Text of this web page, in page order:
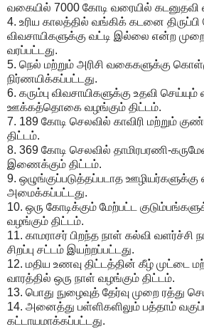
வகையில் 7000 கோடி வரையில் கடனுதவி
4. உரிய காலத்தில் வங்கிக் கடனை திருப்பி
விவசாயிகளுக்கு வட்டி இல்லை என்ற
வரப்பட்டது.
5. நெல் மற்றும் அரிசி வகைகளுக்கு
நிர்ணயிக்கப்பட்டது.
6. கரும்பு விவசாயிகளுக்கு உதவி
ஊக்கத்தொகை வழங்கும் திட்டம்.
7. 189 கோடி செலவில் காவிரி மற்றும்
திட்டம்.
8. 369 கோடி செலவில் தாமிரபரணி-
இணைக்கும் திட்டம்.
9. ஒழுங்குப்படுத்தப்படாத
அமைக்கப்பட்டது.
10. ஒரு கோடிக்கும் மேற்பட்ட
வழங்கும் திட்டம்.
11. காமராசர் பிறந்த நாள் கல்வி
சிறப்பு சட்டம் இயற்றப்பட்டது.
12. மதிய உணவு திட்டத்தின் கீழ் முட்டை
வாரத்தில் ஒரு நாள் வழங்கும் திட்டம்.
13. பொது நுழைவுத் தேர்வு முறை ரத்து
14. அனைத்து பள்ளிகளிலும் பத்தாம்
கட்டாயமாக்கப்பட்டது.